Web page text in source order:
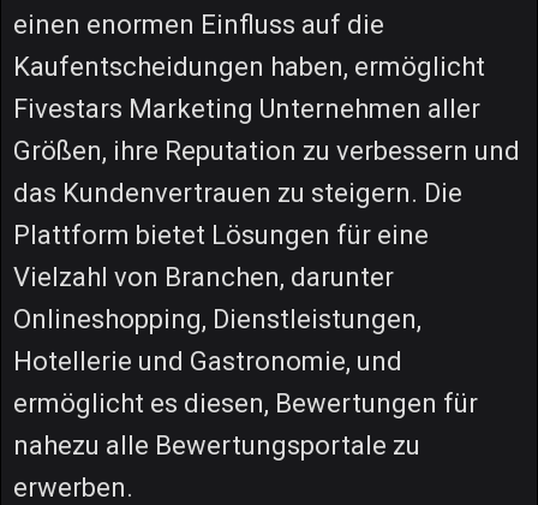
einen enormen Einfluss auf die
Kaufentscheidungen haben, ermöglicht
Fivestars Marketing Unternehmen aller
Größen, ihre Reputation zu verbessern und
das Kundenvertrauen zu steigern. Die
Plattform bietet Lösungen für eine
Vielzahl von Branchen, darunter
Onlineshopping, Dienstleistungen,
Hotellerie und Gastronomie, und
ermöglicht es diesen, Bewertungen für
nahezu alle Bewertungsportale zu
erwerben.